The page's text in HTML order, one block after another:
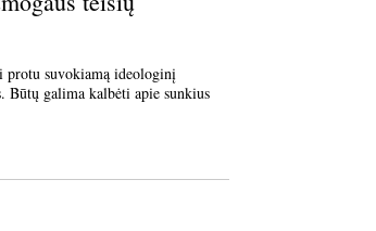
suvokiamą ideologinį
Būtų galima kalbėti apie sunkius